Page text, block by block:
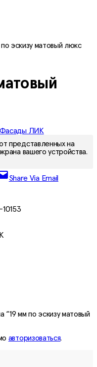
по эскизу матовый люкс
Фасады ЛИК
представленных на
вашего устройства.
Share Via Email
“19 мм по эскизу матовый
авторизоваться.